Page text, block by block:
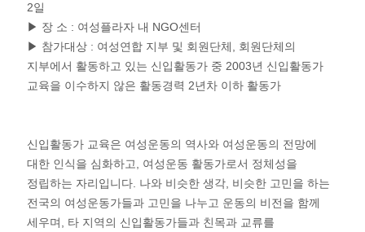
2일
▶ 장 소 : 여성플라자 내 NGO센터
▶ 참가대상 : 여성연합 지부 및 회원단체, 회원단체의
지부에서 활동하고 있는 신입활동가 중 2003년 신입활동가
교육을 이수하지 않은 활동경력 2년차 이하 활동가
신입활동가 교육은 여성운동의 역사와 여성운동의 전망에
대한 인식을 심화하고, 여성운동 활동가로서 정체성을
정립하는 자리입니다. 나와 비슷한 생각, 비슷한 고민을 하는
전국의 여성운동가들과 고민을 나누고 운동의 비전을 함께
세우며, 타 지역의 신입활동가들과 친목과 교류를